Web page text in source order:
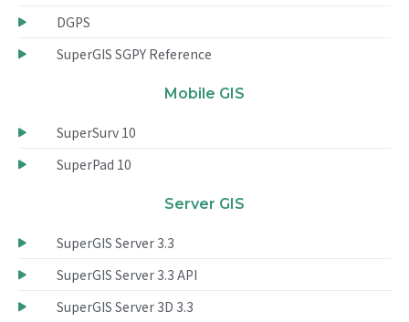
DGPS
SuperGIS SGPY Reference
Mobile GIS
SuperSurv 10
SuperPad 10
Server GIS
SuperGIS Server 3.3
SuperGIS Server 3.3 API
SuperGIS Server 3D 3.3